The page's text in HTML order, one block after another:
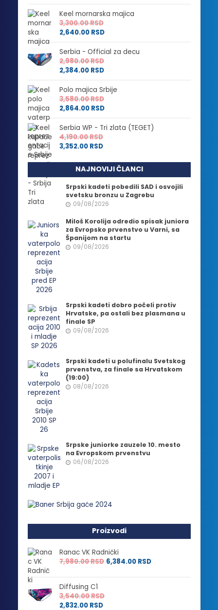
Keel mornarska majica
3,300.00RSD
2,640.00 RSD
Serbia - Official za decu
2,980.00RSD
2,384.00 RSD
Polo majica Srbije
3,580.00RSD
2,864.00 RSD
Serbia WP - Tri zlata (TEGET)
4,190.00RSD
3,352.00 RSD
NAJNOVIJI ČLANCI
Srpski kadeti pobedili SAD i osvojili
svetsku bronzu u Zagrebu
09/08/2026
Miloš Korolija odredio spisak juniora
za Evropsko prvenstvo u Varni, sa
Španijom na startu
09/08/2026
Srpski kadeti dobro počeli protiv
Hrvatske, pa ostali bez plasmana u
finale SP
09/08/2026
Srpski kadeti u polufinalu Svetskog
prvenstva, za finale sa Hrvatskom
(19:00)
08/08/2026
Srpske juniorke zauzele 10. mesto
na Evropskom prvenstvu
06/08/2026
Proizvodi
Ranac VK Radnički
7,980.00RSD 6,384.00 RSD
Diffusing C1
3,540.00RSD
2,832.00 RSD